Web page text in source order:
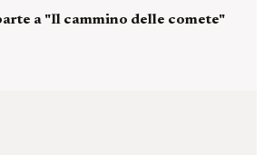
a "Il cammino delle comete"